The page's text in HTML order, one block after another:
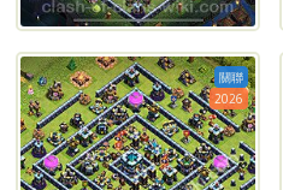
關聯
2026